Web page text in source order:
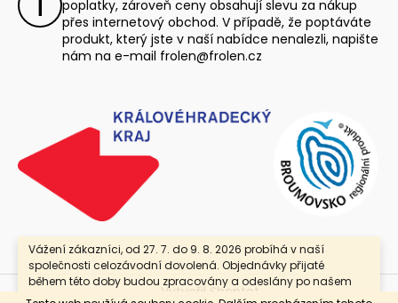
Vážení zákazníci, od 27. 7. do 9. 8. 2026 probíhá v naší
společnosti celozávodní dovolená. Objednávky přijaté
během této doby budou zpracovány a odeslány po našem
návratu. Jako poděkování za Vaši trpělivost nabízíme
poplatky, zároveň ceny obsahují slevu za nákup
přes internetový obchod. V případě, že poptáváte
produkt, který jste v naší nabídce nenalezli, napište
nám na e-mail frolen@frolen.cz
Vytvořil Shoptet